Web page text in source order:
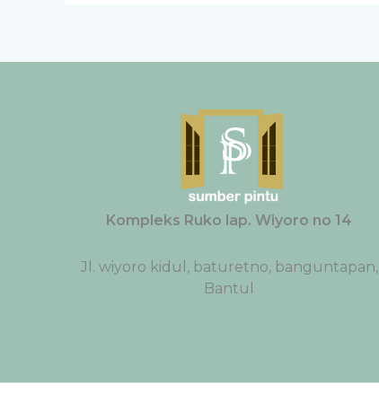
Kompleks Ruko lap. Wiyoro no 14
Jl. wiyoro kidul, baturetno, banguntapan,
Bantul